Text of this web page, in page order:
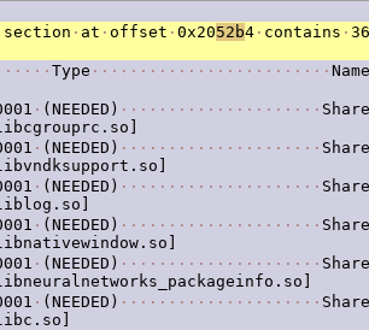
section · at · offset · 0x2052b4 · contains · 36
· · · · · Type · · · · · · · · · · · · · · · · · · · · · · · · ·
· (NEEDED) · · · · · · · · · · · · · · · · · · · · ·
· (NEEDED) · · · · · · · · · · · · · · · · · · · · ·
· (NEEDED) · · · · · · · · · · · · · · · · · · · · ·
· (NEEDED) · · · · · · · · · · · · · · · · · · · · ·
· (NEEDED) · · · · · · · · · · · · · · · · · · · · ·
· (NEEDED) · · · · · · · · · · · · · · · · · · · · ·